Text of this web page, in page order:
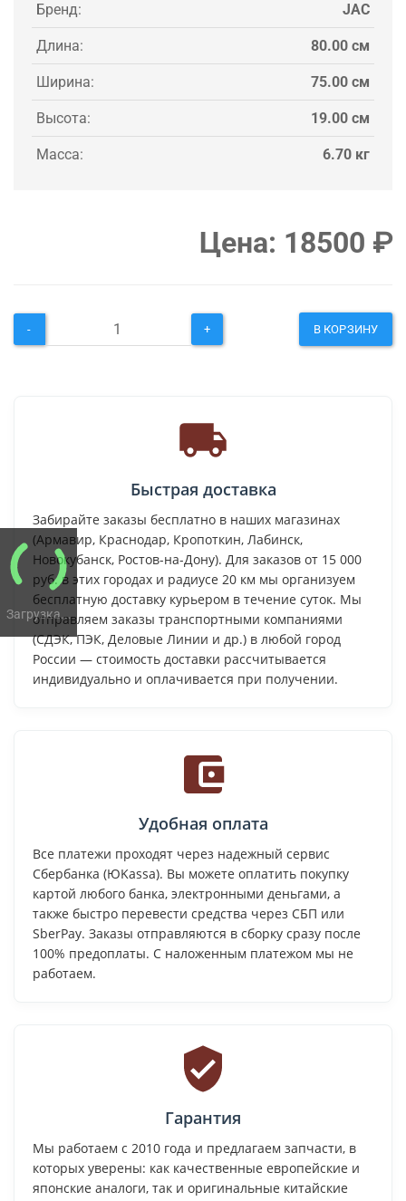
Загрузка...
Бренд: JAC
Длина: 80.00 см
Ширина: 75.00 см
Высота: 19.00 см
Масса: 6.70 кг
Цена: 18500 ₽
- + В КОРЗИНУ
Быстрая доставка
Забирайте заказы бесплатно в наших магазинах
(Армавир, Краснодар, Кропоткин, Лабинск,
Новокубанск, Ростов-на-Дону). Для заказов от 15 000
руб. в этих городах и радиусе 20 км мы организуем
бесплатную доставку курьером в течение суток. Мы
отправляем заказы транспортными компаниями
(СДЭК, ПЭК, Деловые Линии и др.) в любой город
России — стоимость доставки рассчитывается
индивидуально и оплачивается при получении.
Удобная оплата
Все платежи проходят через надежный сервис
Сбербанка (ЮKassa). Вы можете оплатить покупку
картой любого банка, электронными деньгами, а
также быстро перевести средства через СБП или
SberPay. Заказы отправляются в сборку сразу после
100% предоплаты. С наложенным платежом мы не
работаем.
Гарантия
Мы работаем с 2010 года и предлагаем запчасти, в
которых уверены: как качественные европейские и
японские аналоги, так и оригинальные китайские